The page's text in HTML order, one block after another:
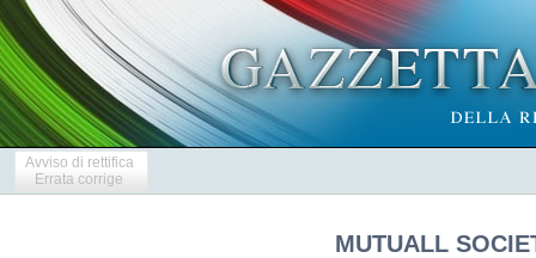
Avviso di rettifica
Errata corrige
MUTUALL